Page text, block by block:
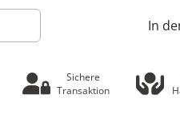
In
Sichere
Transaktion